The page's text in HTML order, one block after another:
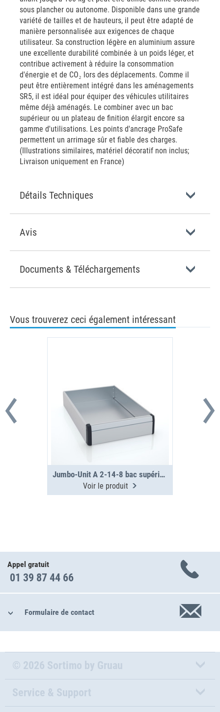
sous plancher ou autonome. Disponible dans une grande
variété de tailles et de hauteurs, il peut être adapté de
manière personnalisée aux exigences de chaque
utilisateur. Sa construction légère en aluminium assure
une excellente durabilité combinée à un poids léger, et
contribue activement à réduire la consommation
d'énergie et de CO₂ lors des déplacements. Comme il
peut être entièrement intégré dans les aménagements
SR5, il est idéal pour équiper des véhicules utilitaires
même déjà aménagés. Le combiner avec un bac
supérieur ou un plateau de finition élargit encore sa
gamme d'utilisations. Les points d'ancrage ProSafe
permettent un arrimage sûr et fiable des charges.
(Illustrations similaires, matériel décoratif non inclus;
Livraison uniquement en France)
Détails Techniques
Avis
Documents & Téléchargements
Vous trouverez ceci également intéressant
Jumbo-Unit A 2-14-8 bac supérieur
Voir le produit
Appel gratuit
01 39 87 44 66
Formulaire de contact
© 2026 Sortimo by Gruau
Service & Support